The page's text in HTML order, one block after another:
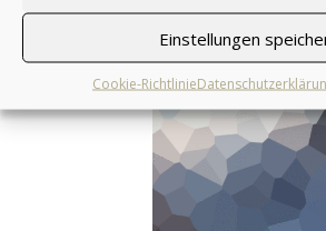
Einstellungen
Cookie-Richtlinie